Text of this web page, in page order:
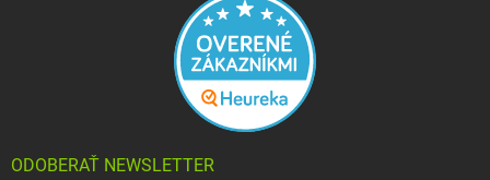
ODOBERAŤ NEWSLETTER